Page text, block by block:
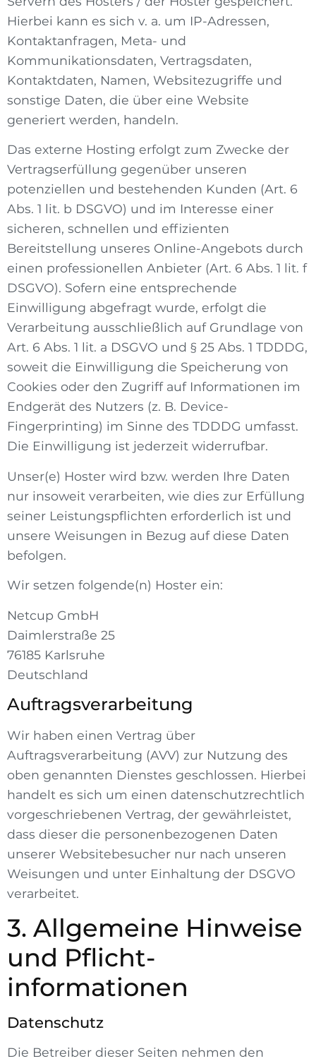
Hierbei kann es sich v. a. um IP-Adressen,
Kontaktanfragen, Meta- und
Kommunikationsdaten, Vertragsdaten,
Kontaktdaten, Namen, Websitezugriffe und
sonstige Daten, die über eine Website
generiert werden, handeln.
Das externe Hosting erfolgt zum Zwecke der
Vertragserfüllung gegenüber unseren
potenziellen und bestehenden Kunden (Art. 6
Abs. 1 lit. b DSGVO) und im Interesse einer
sicheren, schnellen und effizienten
Bereitstellung unseres Online-Angebots durch
einen professionellen Anbieter (Art. 6 Abs. 1 lit. f
DSGVO). Sofern eine entsprechende
Einwilligung abgefragt wurde, erfolgt die
Verarbeitung ausschließlich auf Grundlage von
Art. 6 Abs. 1 lit. a DSGVO und § 25 Abs. 1 TDDDG,
soweit die Einwilligung die Speicherung von
Cookies oder den Zugriff auf Informationen im
Endgerät des Nutzers (z. B. Device-
Fingerprinting) im Sinne des TDDDG umfasst.
Die Einwilligung ist jederzeit widerrufbar.
Unser(e) Hoster wird bzw. werden Ihre Daten
nur insoweit verarbeiten, wie dies zur Erfüllung
seiner Leistungspflichten erforderlich ist und
unsere Weisungen in Bezug auf diese Daten
befolgen.
Wir setzen folgende(n) Hoster ein:
Netcup GmbH
Daimlerstraße 25
76185 Karlsruhe
Deutschland
Auftragsverarbeitung
Wir haben einen Vertrag über
Auftragsverarbeitung (AVV) zur Nutzung des
oben genannten Dienstes geschlossen. Hierbei
handelt es sich um einen datenschutzrechtlich
vorgeschriebenen Vertrag, der gewährleistet,
dass dieser die personenbezogenen Daten
unserer Websitebesucher nur nach unseren
Weisungen und unter Einhaltung der DSGVO
verarbeitet.
3. Allgemeine Hinweise
und Pflicht­
informationen
Datenschutz
Die Betreiber dieser Seiten nehmen den